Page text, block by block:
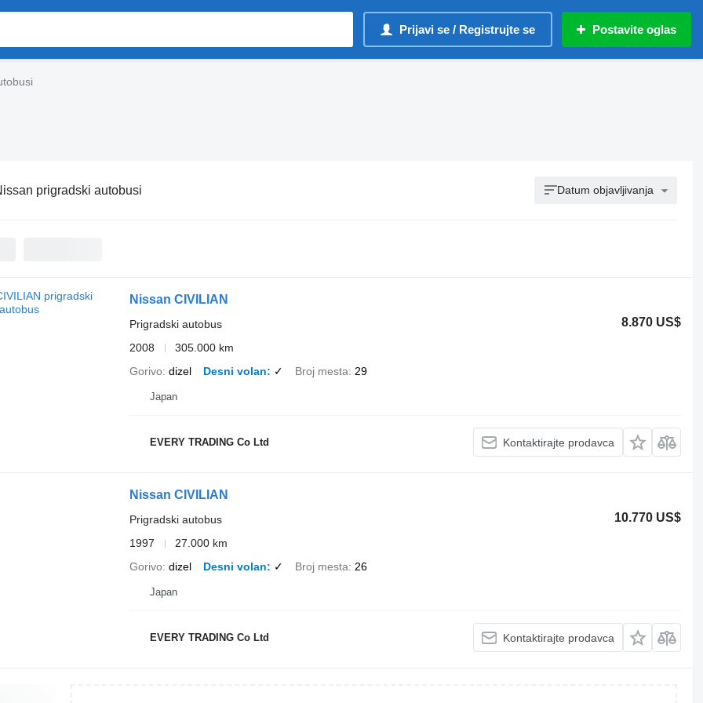
Prijavi se / Registrujte se Postavite oglas
prigradski autobusi Datum objavljivanja
Nissan CIVILIAN
8.870 US$
Prigradski autobus
2008
305.000 km
Gorivo dizel Desni volan ✓ Broj mesta 29
Japan
EVERY TRADING Co Ltd Kontaktirajte prodavca
Nissan CIVILIAN
10.770 US$
Prigradski autobus
1997
27.000 km
Gorivo dizel Desni volan ✓ Broj mesta 26
Japan
EVERY TRADING Co Ltd Kontaktirajte prodavca